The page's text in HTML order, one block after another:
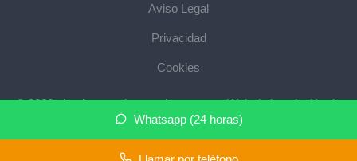
Whatsapp (24 horas)
Aviso Legal
Privacidad
Cookies
© 2026 plataformasalvaescaleras.com · Web de instalación de
salvaescaleras en su provincia ·Mapa del sitio